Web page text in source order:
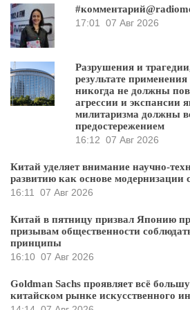
17:01
07 Авг 2026
Разрушения и
результате
никогда не должны
агрессии и экспансии
милитаризма должны
предостережением
16:12 07 Авг 2026
Китай уделяет внимание научно-
развитию как основе модернизации
16:11
07 Авг 2026
Китай в пятницу призвал Японию
призывам общественности
принципы
16:10 07 Авг 2026
Goldman Sachs проявляет всё
китайском рынке искусственного